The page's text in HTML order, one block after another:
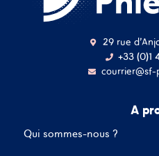
29 rue
+33 (0)1
courrier@sf-
A
Qui sommes-nous ?